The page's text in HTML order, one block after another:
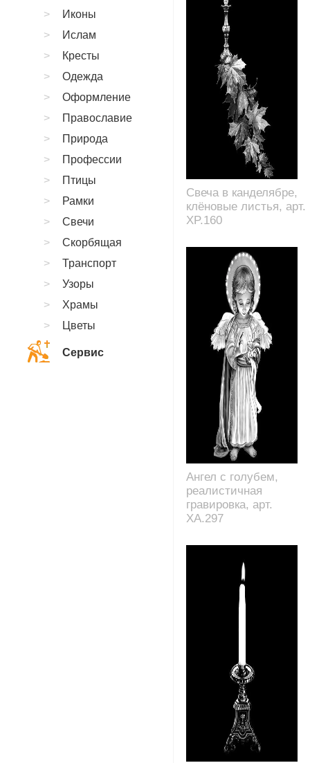
Свеча в канделябре,
клёновые листья, арт.
XP.160
Ангел с голубем,
реалистичная
гравировка, арт.
XA.297
Иконы
Ислам
Кресты
Одежда
Оформление
Православие
Природа
Профессии
Птицы
Рамки
Свечи
Скорбящая
Транспорт
Узоры
Храмы
Цветы
Сервис